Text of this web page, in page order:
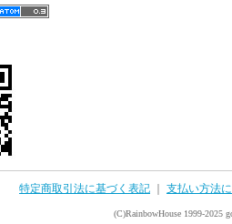
特定商取引法に基づく表記 支払い方法
(C)RainbowHouse 1999-2025